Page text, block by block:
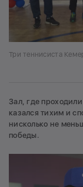
Три теннисиста
Зал, где
казался тихим и
нисколько не
победы.